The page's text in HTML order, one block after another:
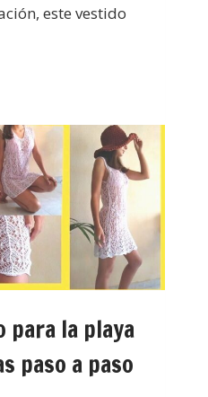
este vestido
para la playa
paso a paso